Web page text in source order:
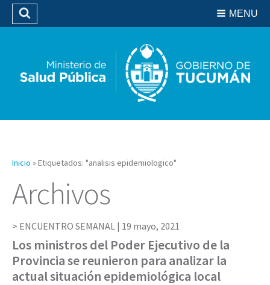
Biblioteca
MENU
Buscar
Inicio » Etiquetados: "analisis epidemiologico"
Archivos
ENCUENTRO SEMANAL | 19 mayo, 2021
Los ministros del Poder Ejecutivo de la
Provincia se reunieron para analizar la
actual situación epidemiológica local